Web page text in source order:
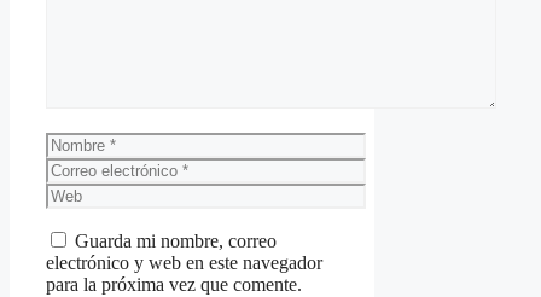
Nombre
Correo
electrónico
Web
Guarda mi nombre, correo
electrónico y web en este navegador
para la próxima vez que comente.